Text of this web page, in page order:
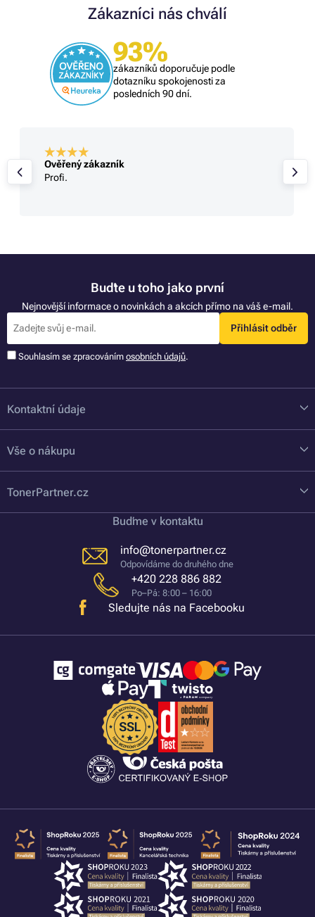
Zákazníci nás chválí
93%
zákazníků doporučuje podle
dotazníku spokojenosti za
posledních 90 dní.
Ověřený zákazník
Profi.
Buďte u toho jako první
Nejnovější informace o novinkách a akcích přímo na váš e-mail.
Přihlásit odběr
Souhlasím se zpracováním osobních údajů.
Kontaktní údaje
Vše o nákupu
TonerPartner.cz
Buďme v kontaktu
info@tonerpartner.cz
Odpovídáme do druhého dne
+420 228 886 882
Po–Pá: 8:00 – 16:00
Sledujte nás na Facebooku